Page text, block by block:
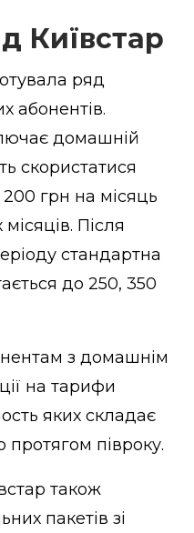
Київстар
ряд
абонентів.
домашній
скористатися
грн на місяць
Після
стандартна
до 250, 350
з домашнім
на тарифи
яких складає
протягом півроку.
також
пакетів зі